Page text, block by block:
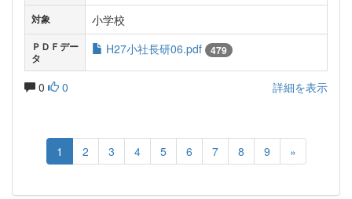
対象 小学校
ＰＤＦデー
タ
H27小社長研06.pdf 479
0 0 詳細を表示
1 2 3 4 5 6 7 8 9 »